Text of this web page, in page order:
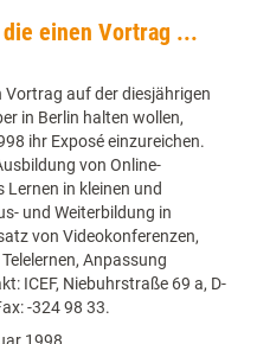
einen Vortrag ...
Vortrag auf der diesjährigen
in Berlin halten wollen,
ihr Exposé einzureichen.
von Online-
in kleinen und
und Weiterbildung in
von Videokonferenzen,
Anpassung
ICEF, Niebuhrstraße 69 a, D-
-324 98 33.